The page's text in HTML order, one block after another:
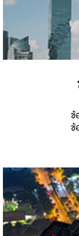
ข้
ข้